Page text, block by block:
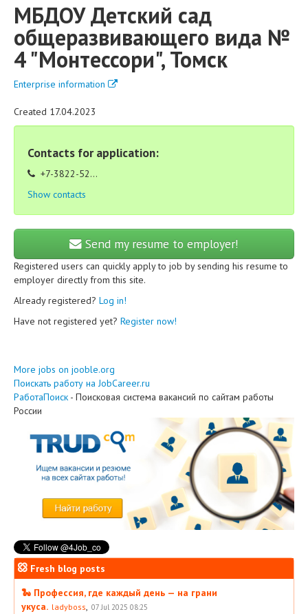
МБДОУ Детский сад
общеразвивающего вида №
4 "Монтессори", Томск
Enterprise information
Created 17.04.2023
Contacts for application:
+7-3822-52...
Show contacts
Send my resume to employer!
Registered users can quickly apply to job by sending his resume to
employer directly from this site.
Already registered? Log in!
Have not registered yet? Register now!
More jobs on jooble.org
Поискать работу на JobCareer.ru
РаботаПоиск - Поисковая система вакансий по сайтам работы
России
Fresh blog posts
🐍 Профессия, где каждый день — на грани
укуса. ladyboss, 07 Jul 2025 08:25